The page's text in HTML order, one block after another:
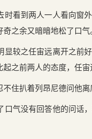
时看到两人一人看向窗
之余又暗暗地松了口气
较之任宙远离开之前
之前两人的态度，任宙
住扒着列昂尼德问他
口气没有回答他的问话